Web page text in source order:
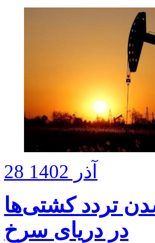
28 آذر 1402
تردد کشتی‌ها
در دریای سرخ